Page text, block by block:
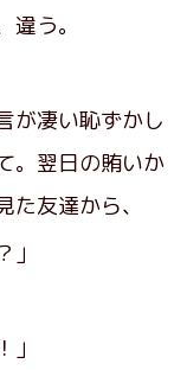
う。
が凄い恥ずかし
。翌日の賄いか
友達から、